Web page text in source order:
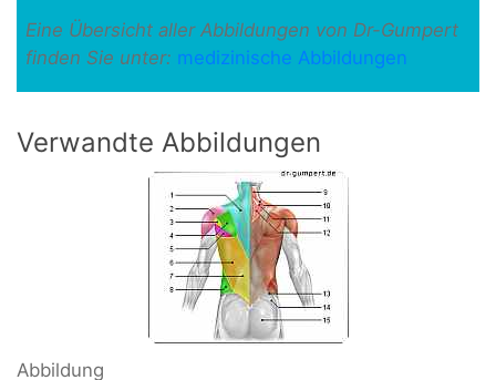
Eine Übersicht aller Abbildungen von Dr-Gumpert
finden Sie unter: medizinische Abbildungen
Verwandte Abbildungen
Abbildung